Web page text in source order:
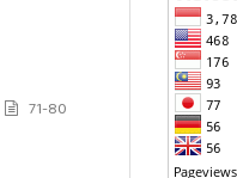
71-80